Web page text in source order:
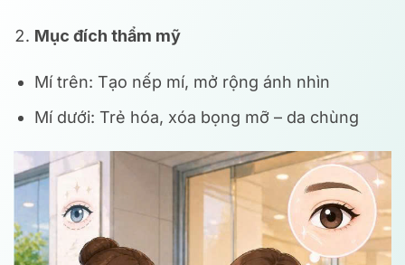
Mục đích thẩm mỹ
Mí trên: Tạo nếp mí, mở rộng ánh nhìn
Mí dưới: Trẻ hóa, xóa bọng mỡ – da chùng